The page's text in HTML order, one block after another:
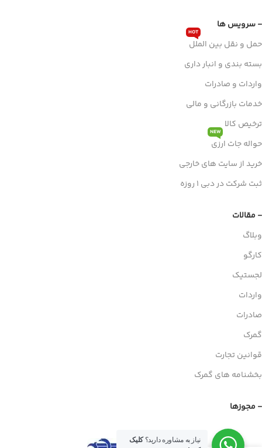
- سرویس ها
حمل و نقل بین الملل
HOT
بسته بندی و انبار داری
واردات و صادرات
خدمات بازرگانی و مالی
ترخیص کالا
حواله جات ارزی
NEW
خرید از سایت های خارجی
ثبت شرکت در دبی 1 روزه
- مقالات
وبلاگ
کارگو
لجستیک
واردات
صادرات
گمرک
قوانین تجارت
بخشنامه های گمرک
- مجوزها
نیاز به مشاوره دارید؟کلیک